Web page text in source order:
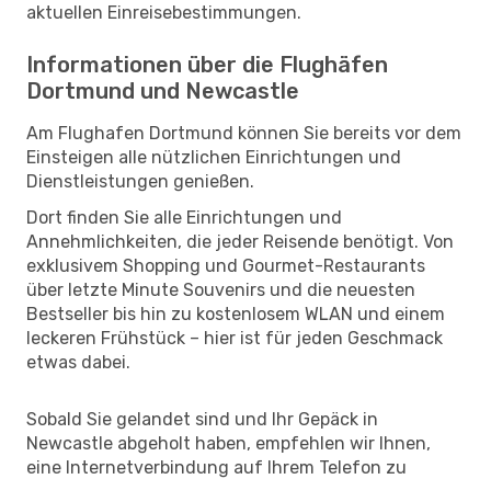
aktuellen Einreisebestimmungen.
Informationen über die Flughäfen
Dortmund und Newcastle
Am Flughafen Dortmund können Sie bereits vor dem
Einsteigen alle nützlichen Einrichtungen und
Dienstleistungen genießen.
Dort finden Sie alle Einrichtungen und
Annehmlichkeiten, die jeder Reisende benötigt. Von
exklusivem Shopping und Gourmet-Restaurants
über letzte Minute Souvenirs und die neuesten
Bestseller bis hin zu kostenlosem WLAN und einem
leckeren Frühstück – hier ist für jeden Geschmack
etwas dabei.
Sobald Sie gelandet sind und Ihr Gepäck in
Newcastle abgeholt haben, empfehlen wir Ihnen,
eine Internetverbindung auf Ihrem Telefon zu